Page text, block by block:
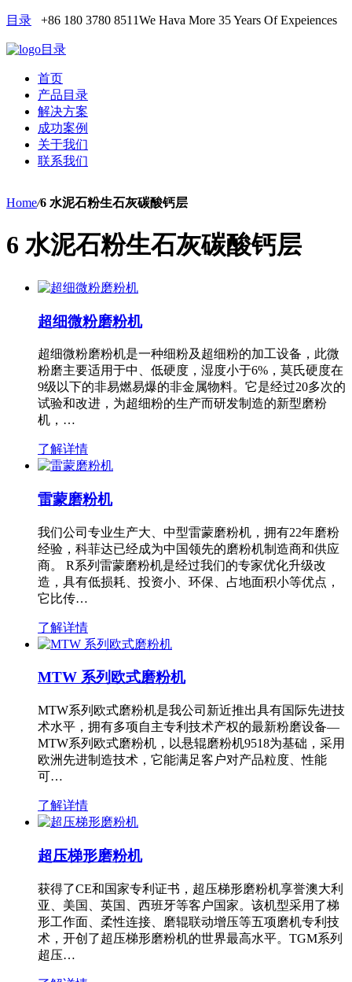
目录 +86 180 3780 8511We Hava More 35 Years Of Expeiences
目录
首页
产品目录
解决方案
成功案例
关于我们
联系我们
Home/6 水泥石粉生石灰碳酸钙层
6 水泥石粉生石灰碳酸钙层
超细微粉磨粉机
超细微粉磨粉机是一种细粉及超细粉的加工设备，此微
粉磨主要适用于中、低硬度，湿度小于6%，莫氏硬度在
9级以下的非易燃易爆的非金属物料。它是经过20多次的
试验和改进，为超细粉的生产而研发制造的新型磨粉
机，…
了解详情
雷蒙磨粉机
我们公司专业生产大、中型雷蒙磨粉机，拥有22年磨粉
经验，科菲达已经成为中国领先的磨粉机制造商和供应
商。 R系列雷蒙磨粉机是经过我们的专家优化升级改
造，具有低损耗、投资小、环保、占地面积小等优点，
它比传…
了解详情
MTW 系列欧式磨粉机
MTW系列欧式磨粉机是我公司新近推出具有国际先进技
术水平，拥有多项自主专利技术产权的最新粉磨设备—
MTW系列欧式磨粉机，以悬辊磨粉机9518为基础，采用
欧洲先进制造技术，它能满足客户对产品粒度、性能
可…
了解详情
超压梯形磨粉机
获得了CE和国家专利证书，超压梯形磨粉机享誉澳大利
亚、美国、英国、西班牙等客户国家。该机型采用了梯
形工作面、柔性连接、磨辊联动增压等五项磨机专利技
术，开创了超压梯形磨粉机的世界最高水平。TGM系列
超压…